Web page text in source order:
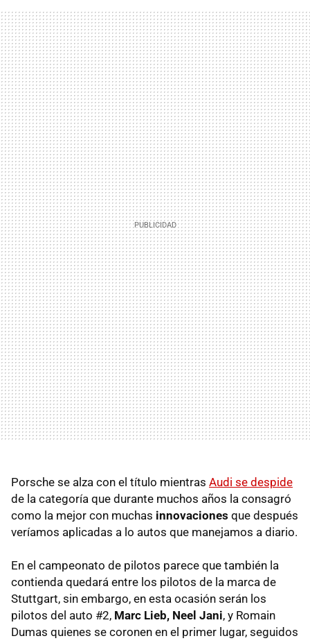
Porsche se alza con el título mientras Audi se despide
de la categoría que durante muchos años la consagró
como la mejor con muchas innovaciones que después
veríamos aplicadas a lo autos que manejamos a diario.
En el campeonato de pilotos parece que también la
contienda quedará entre los pilotos de la marca de
Stuttgart, sin embargo, en esta ocasión serán los
pilotos del auto #2, Marc Lieb, Neel Jani, y Romain
Dumas quienes se coronen en el primer lugar, seguidos